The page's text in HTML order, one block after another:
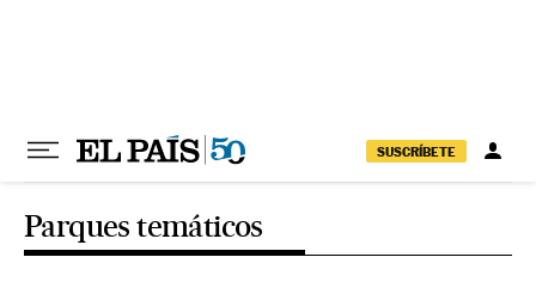
SUSCRÍBETE
Parques temáticos